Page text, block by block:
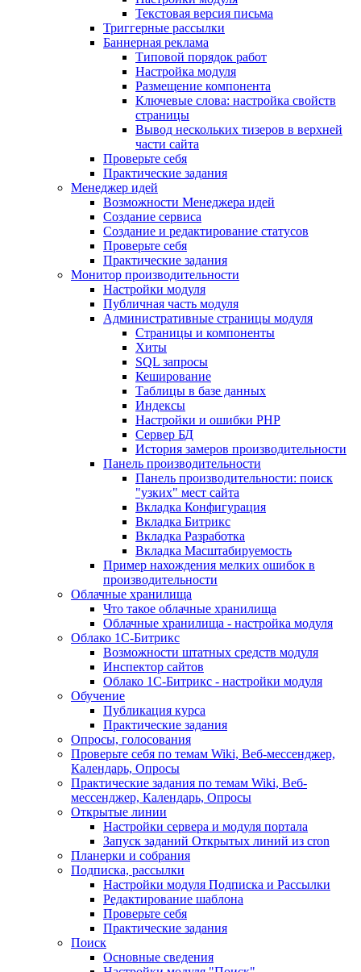
Текстовая версия письма
Триггерные рассылки
Баннерная реклама
Типовой порядок работ
Настройка модуля
Размещение компонента
Ключевые слова: настройка свойств
страницы
Вывод нескольких тизеров в верхней
части сайта
Проверьте себя
Практические задания
Менеджер идей
Возможности Менеджера идей
Создание сервиса
Создание и редактирование статусов
Проверьте себя
Практические задания
Монитор производительности
Настройки модуля
Публичная часть модуля
Административные страницы модуля
Страницы и компоненты
Хиты
SQL запросы
Кеширование
Таблицы в базе данных
Индексы
Настройки и ошибки PHP
Сервер БД
История замеров производительности
Панель производительности
Панель производительности: поиск
"узких" мест сайта
Вкладка Конфигурация
Вкладка Битрикс
Вкладка Разработка
Вкладка Масштабируемость
Пример нахождения мелких ошибок в
производительности
Облачные хранилища
Что такое облачные хранилища
Облачные хранилища - настройка модуля
Облако 1С-Битрикс
Возможности штатных средств модуля
Инспектор сайтов
Облако 1С-Битрикс - настройки модуля
Обучение
Публикация курса
Практические задания
Опросы, голосования
Проверьте себя по темам Wiki, Веб-мессенджер,
Календарь, Опросы
Практические задания по темам Wiki, Веб-
мессенджер, Календарь, Опросы
Открытые линии
Настройки сервера и модуля портала
Запуск заданий Открытых линий из cron
Планерки и собрания
Подписка, рассылки
Настройки модуля Подписка и Рассылки
Редактирование шаблона
Проверьте себя
Практические задания
Поиск
Основные сведения